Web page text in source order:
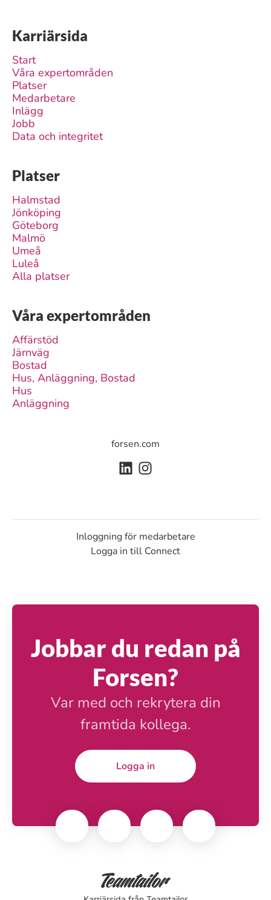
Karriärsida
Start
Våra expertområden
Platser
Medarbetare
Inlägg
Jobb
Data och integritet
Platser
Halmstad
Jönköping
Göteborg
Malmö
Umeå
Luleå
Alla platser
Våra expertområden
Affärstöd
Järnväg
Bostad
Hus, Anläggning, Bostad
Hus
Anläggning
forsen.com
Inloggning för medarbetare
Logga in till Connect
Jobbar du redan på
Forsen?
Var med och rekrytera din
framtida kollega.
Logga in